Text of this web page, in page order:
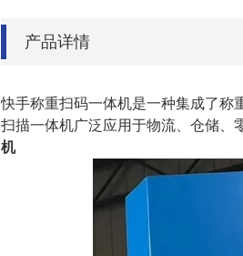
产品详情
快手称重扫码一体机是一种集成了称
扫描一体机广泛应用于物流、仓储、
机